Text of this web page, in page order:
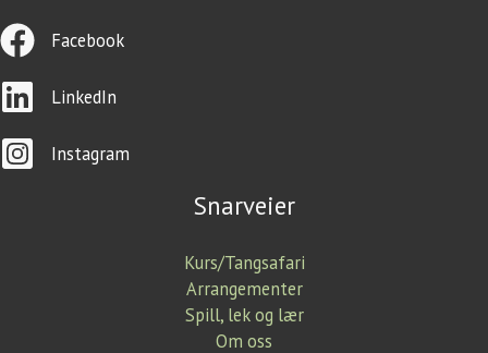
Facebook
LinkedIn
Instagram
Snarveier
Kurs/Tangsafari
Arrangementer
Spill, lek og lær
Om oss